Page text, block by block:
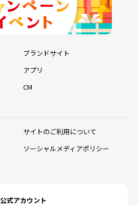
公式アカウント
ブランドサイト
アプリ
CM
サイトのご利用について
ソーシャルメディアポリシー